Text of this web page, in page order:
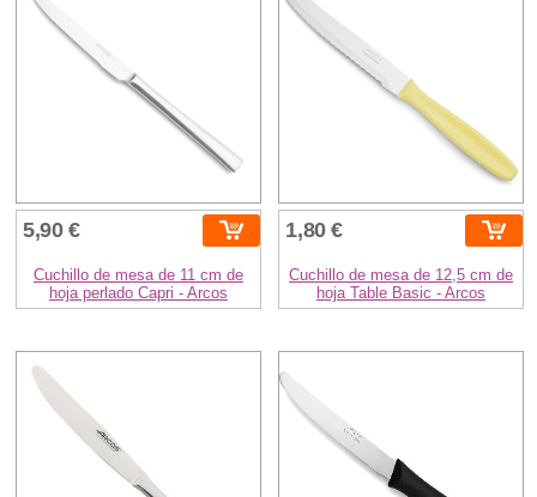
5,90 €
Cuchillo de mesa de 11 cm de
hoja perlado Capri - Arcos
1,80 €
Cuchillo de mesa de 12,5 cm de
hoja Table Basic - Arcos